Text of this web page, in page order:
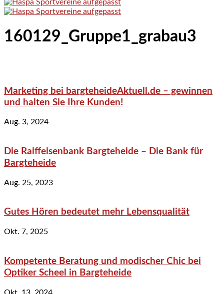
160129_Gruppe1_grabau3
Marketing bei bargteheideAktuell.de – gewinnen
und halten Sie Ihre Kunden!
Aug. 3, 2024
Die Raiffeisenbank Bargteheide – Die Bank für
Bargteheide
Aug. 25, 2023
Gutes Hören bedeutet mehr Lebensqualität
Okt. 7, 2025
Kompetente Beratung und modischer Chic bei
Optiker Scheel in Bargteheide
Okt. 13, 2024